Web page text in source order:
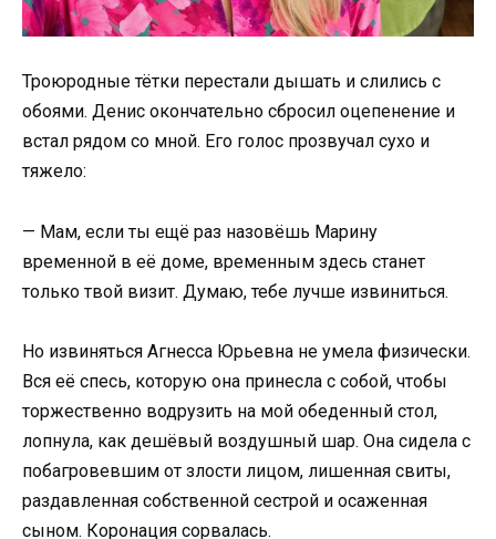
Троюродные тётки перестали дышать и слились с
обоями. Денис окончательно сбросил оцепенение и
встал рядом со мной. Его голос прозвучал сухо и
тяжело:
— Мам, если ты ещё раз назовёшь Марину
временной в её доме, временным здесь станет
только твой визит. Думаю, тебе лучше извиниться.
Но извиняться Агнесса Юрьевна не умела физически.
Вся её спесь, которую она принесла с собой, чтобы
торжественно водрузить на мой обеденный стол,
лопнула, как дешёвый воздушный шар. Она сидела с
побагровевшим от злости лицом, лишенная свиты,
раздавленная собственной сестрой и осаженная
сыном. Коронация сорвалась.